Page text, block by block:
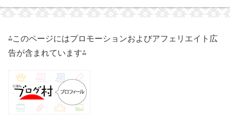
⁂このページにはプロモーションおよびアフェリエイト広
告が含まれています⁂